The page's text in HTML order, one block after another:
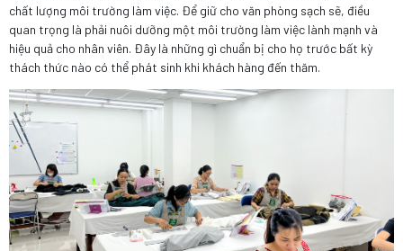
chất lượng môi trường làm việc. Để giữ cho văn phòng sạch sẽ, điều
quan trọng là phải nuôi dưỡng một môi trường làm việc lành mạnh và
hiệu quả cho nhân viên. Đây là những gì chuẩn bị cho họ trước bất kỳ
thách thức nào có thể phát sinh khi khách hàng đến thăm.